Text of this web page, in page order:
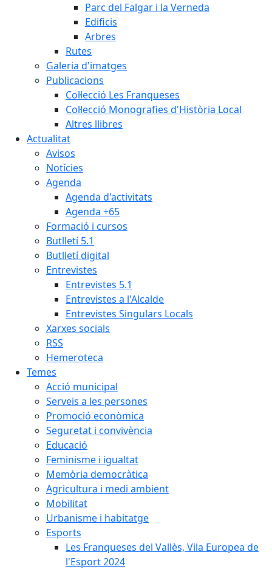
Parc del Falgar i la Verneda
Edificis
Arbres
Rutes
Galeria d'imatges
Publicacions
Col·lecció Les Franqueses
Col·lecció Monografies d'Història Local
Altres llibres
Actualitat
Avisos
Notícies
Agenda
Agenda d'activitats
Agenda +65
Formació i cursos
Butlletí 5.1
Butlletí digital
Entrevistes
Entrevistes 5.1
Entrevistes a l'Alcalde
Entrevistes Singulars Locals
Xarxes socials
RSS
Hemeroteca
Temes
Acció municipal
Serveis a les persones
Promoció econòmica
Seguretat i convivència
Educació
Feminisme i igualtat
Memòria democràtica
Agricultura i medi ambient
Mobilitat
Urbanisme i habitatge
Esports
Les Franqueses del Vallès, Vila Europea de
l'Esport 2024